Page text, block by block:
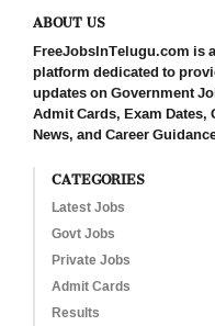
ABOUT US
FreeJobsInTelugu.com is
platform dedicated to
updates on Government
Admit Cards, Exam
News, and Career
CATEGORIES
Latest Jobs
Govt Jobs
Private Jobs
Admit Cards
Results